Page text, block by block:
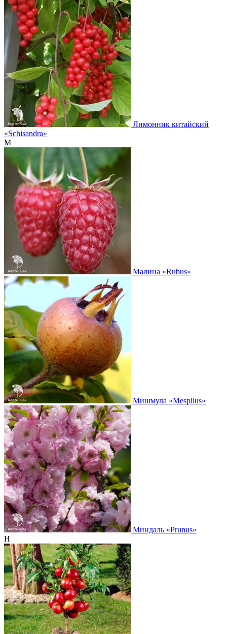
Лимонник китайский
«Schisandra»
М
Малина «Rubus»
Мишмула «Mespilus»
Миндаль «Prunus»
Н